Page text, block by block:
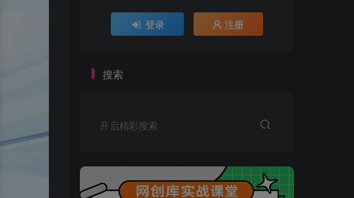
登录 注册
搜索
开启精彩搜索